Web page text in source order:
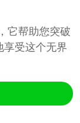
它帮助您突破
受这个无界